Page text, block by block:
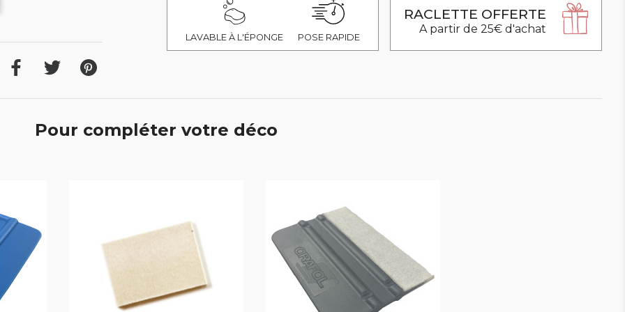
LAVABLE À L'ÉPONGE POSE RAPIDE
RACLETTE OFFERTE
A partir de 25€ d'achat
Pour compléter votre déco